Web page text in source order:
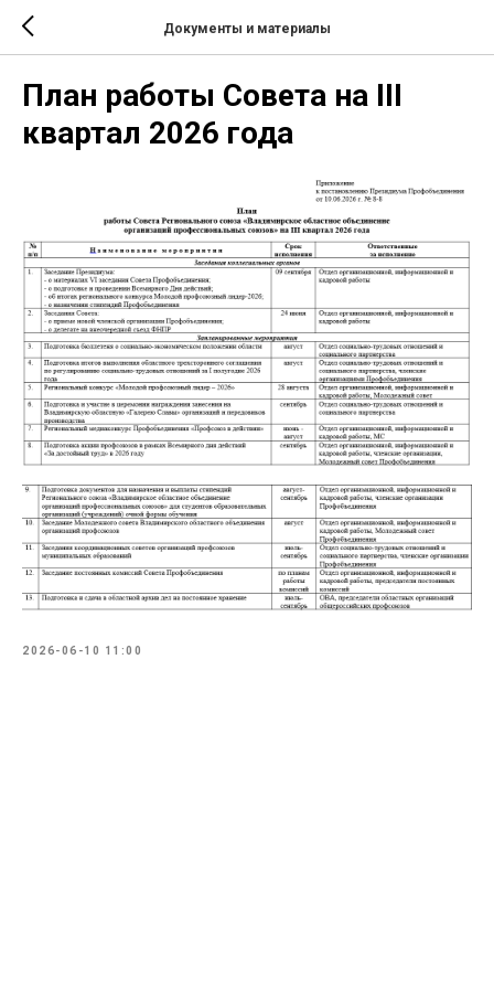
Документы и материалы
План работы Совета на III
квартал 2026 года
2026-06-10 11:00